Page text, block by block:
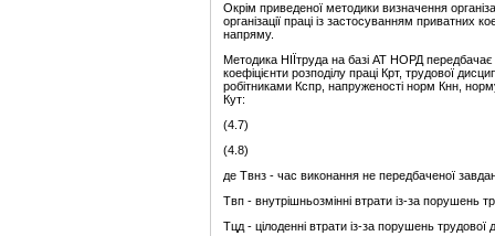
Окрім приведеної методики визначення
організації праці із застосуванням приватних
напряму.
Методика НІЇтруда на базі АТ НОРД
коефіцієнти розподілу праці Крт, трудової
робітниками Кспр, напруженості норм Кнн,
Кут:
(4.7)
(4.8)
де Твнз - час виконання не передбаченої
Твп - внутрішньозмінні втрати із-за порушень
Тцд - цілоденні втрати із-за порушень трудової